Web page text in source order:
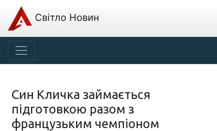
Світло Новин
Син Кличка займається
підготовкою разом з
французьким чемпіоном